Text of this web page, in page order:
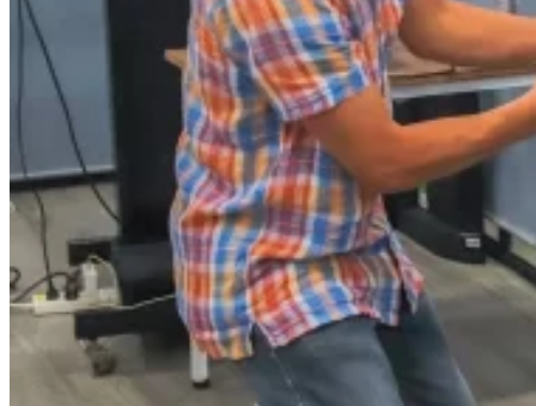
Trại Hè Kỹ Năng
Trại Hè Hướng Nghiệp
Chuyên Đề Á Âu Kitchen For Kid & Teen
Chuyên Đề Kỹ Năng Sống
Khóa Học Nấu Ăn Cho Bé
Hội Họa Thiếu Nhi
Digital Art For Kids
Khóa Học Thiết Kế Truyện Tranh Ai
Khóa Học Họa Sĩ Ai
Khóa Học Biên Tập Video Với Ai
Mc Nhí
Kỳ Thủ Cờ Vua
Lập Trình Cho Trẻ Em
Robotic trẻ em
Piano Trẻ Em
Thanh Nhạc Trẻ Em
Sơ Cấp Cứu Cho Trẻ Em
Toán Tư Duy